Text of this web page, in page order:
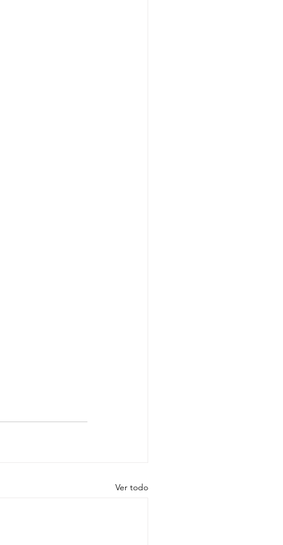
Ver todo